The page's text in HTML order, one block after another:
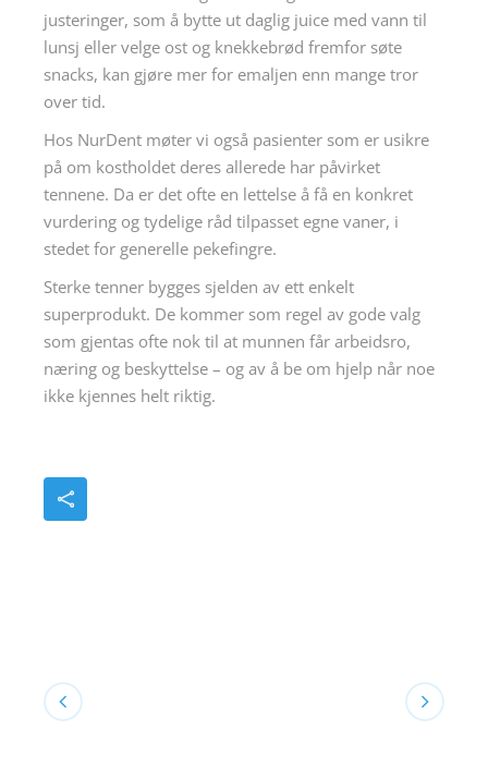
justeringer, som å bytte ut daglig juice med vann til
lunsj eller velge ost og knekkebrød fremfor søte
snacks, kan gjøre mer for emaljen enn mange tror
over tid.
Hos NurDent møter vi også pasienter som er usikre
på om kostholdet deres allerede har påvirket
tennene. Da er det ofte en lettelse å få en konkret
vurdering og tydelige råd tilpasset egne vaner, i
stedet for generelle pekefingre.
Sterke tenner bygges sjelden av ett enkelt
superprodukt. De kommer som regel av gode valg
som gjentas ofte nok til at munnen får arbeidsro,
næring og beskyttelse – og av å be om hjelp når noe
ikke kjennes helt riktig.